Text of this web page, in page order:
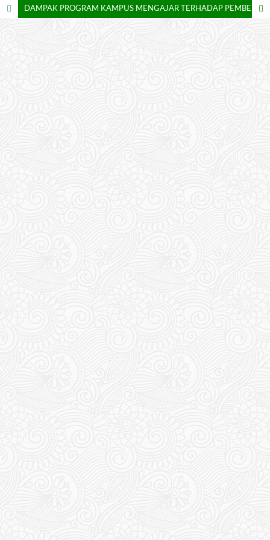
DAMPAK PROGRAM KAMPUS MENGAJAR TERHADAP PEMBELAJARAN LITERASI DAN NUMERASI DI UPT SPF SDN 310 NANASAYA KAB. BULUKUMBA